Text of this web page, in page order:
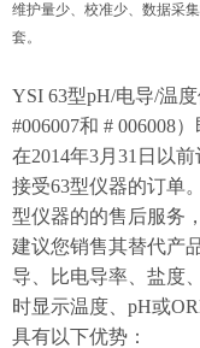
维护量少、校准少、数据采
套。
YSI 63型pH/电导/温度
#006007和 # 006008
在2014年3月31日以
接受63型仪器的订单
型仪器的的售后服务
建议您销售其替代产
导、比电导率、盐度
时显示温度、pH或
具有以下优势：